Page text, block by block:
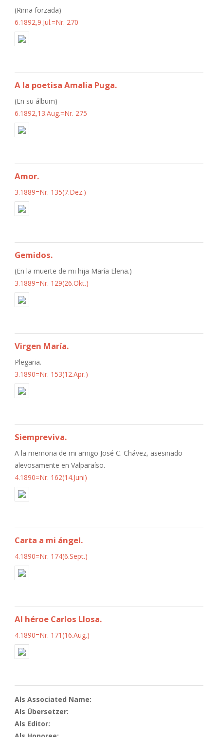
(Rima forzada)
6.1892,9.Jul.=Nr. 270
A la poetisa Amalia Puga.
(En su álbum)
6.1892,13.Aug.=Nr. 275
Amor.
3.1889=Nr. 135(7.Dez.)
Gemidos.
(En la muerte de mi hija María Elena.)
3.1889=Nr. 129(26.Okt.)
Virgen María.
Plegaria.
3.1890=Nr. 153(12.Apr.)
Siempreviva.
A la memoria de mi amigo José C. Chávez, asesinado
alevosamente en Valparaíso.
4.1890=Nr. 162(14.Juni)
Carta a mi ángel.
4.1890=Nr. 174(6.Sept.)
Al héroe Carlos Llosa.
4.1890=Nr. 171(16.Aug.)
Als Associated Name:
Als Übersetzer:
Als Editor: